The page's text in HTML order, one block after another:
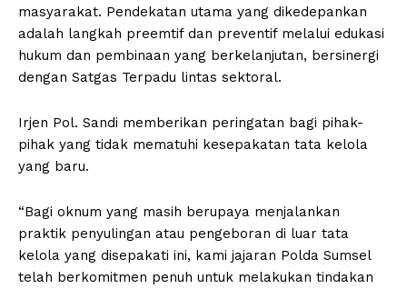
masyarakat. Pendekatan utama yang dikedepankan
adalah langkah preemtif dan preventif melalui edukasi
hukum dan pembinaan yang berkelanjutan, bersinergi
dengan Satgas Terpadu lintas sektoral.
Irjen Pol. Sandi memberikan peringatan bagi pihak-
pihak yang tidak mematuhi kesepakatan tata kelola
yang baru.
“Bagi oknum yang masih berupaya menjalankan
praktik penyulingan atau pengeboran di luar tata
kelola yang disepakati ini, kami jajaran Polda Sumsel
telah berkomitmen penuh untuk melakukan tindakan